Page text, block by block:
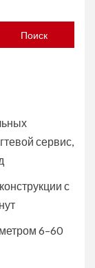
Поиск
сервис,
с
6–60